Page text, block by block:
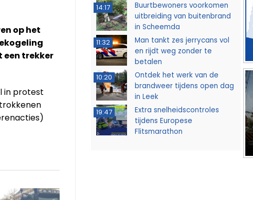
op het
een trekker
in protest
14:17
Buurtbewoners voorkomen
uitbreiding van buitenbrand
in Scheemda
11:32
Man tankt zes jerrycans vol
en rijdt weg zonder te
betalen
10:20
Ontdek het werk van de
brandweer tijdens open dag
in Leek
19:47
Extra snelheidscontroles
tijdens Europese
Flitsmarathon